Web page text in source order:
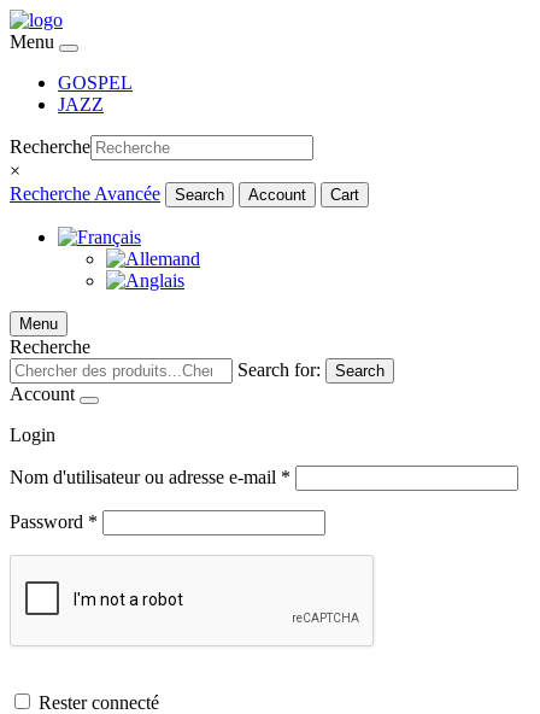
Menu
GOSPEL
JAZZ
Recherche
×
Recherche Avancée
Search Account Cart
Menu
Recherche
Search for:
Search
Account
Login
Nom d'utilisateur ou adresse e-mail *
Password *
Rester connecté